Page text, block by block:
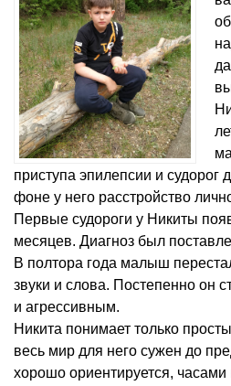
приступа эпилепсии и судорог
фоне у него расстройство
Первые судороги у Никиты
месяцев. Диагноз был
В полтора года малыш
звуки и слова. Постепенно он
и агрессивным.
Никита понимает только
весь мир для него сужен до
хорошо ориентируется, часами